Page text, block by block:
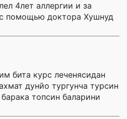
4лет аллергии и за
помощью доктора Хушнуд
бита курс леченясидан
дунйо тургунча турсин
топсин баларини